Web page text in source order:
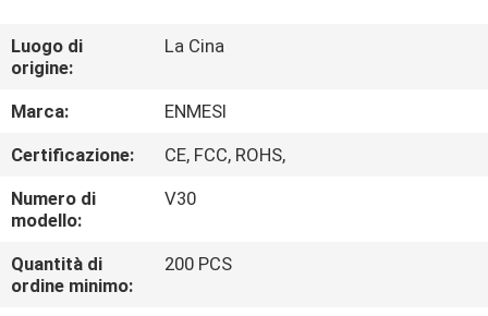
GIRO
DELLA
FABBRICA
CONTROLLO
DI
QUALITÀ
Luogo di
origine:
La Cina
Marca:
ENMESI
Certificazione:
CE, FCC, ROHS,
Numero di
modello:
V30
Quantità di
ordine minimo:
200 PCS